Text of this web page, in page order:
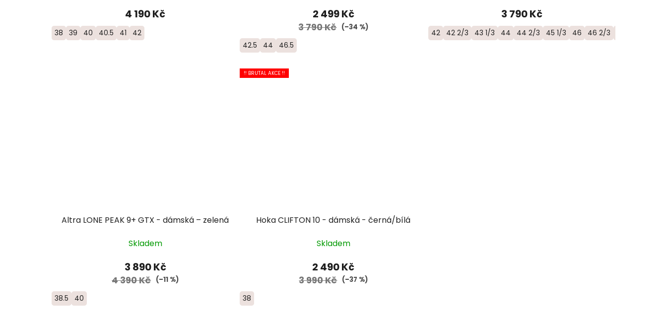
4 190 Kč
38 39 40 40.5 41 42
2 499 Kč
3 790 Kč (–34 %)
42.5 44 46.5
3 790 Kč
42 42 2/3 43 1/3 44 44 2/3 45 1/3 46 46 2/3
Altra LONE PEAK 9+ GTX - dámská – zelená
Skladem
3 890 Kč
4 390 Kč (–11 %)
38.5 40
!! BRUTAL AKCE !!
Hoka CLIFTON 10 - dámská - černá/bílá
Skladem
2 490 Kč
3 990 Kč (–37 %)
38